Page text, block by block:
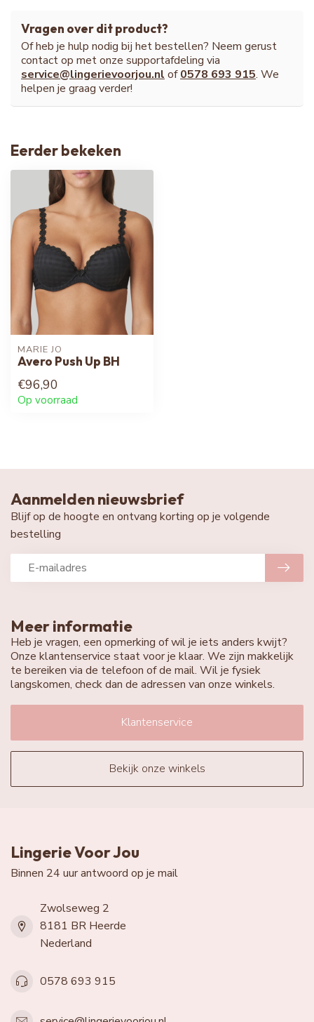
Vragen over dit product?
Of heb je hulp nodig bij het bestellen? Neem gerust
contact op met onze supportafdeling via
service@lingerievoorjou.nl of0578 693 915. We
helpen je graag verder!
Eerder bekeken
MARIE JO
Avero Push Up BH
€96,90
Op voorraad
Meer informatie
Heb je vragen, een opmerking of wil je iets anders kwijt?
Onze klantenservice staat voor je klaar. We zijn makkelijk
te bereiken via de telefoon of de mail. Wil je fysiek
langskomen, check dan de adressen van onze winkels.
Klantenservice
Bekijk onze winkels
Aanmelden nieuwsbrief
Blijf op de hoogte en ontvang korting op je volgende
bestelling
Lingerie Voor Jou
Binnen 24 uur antwoord op je mail
Zwolseweg 2
8181 BR Heerde
Nederland
0578 693 915